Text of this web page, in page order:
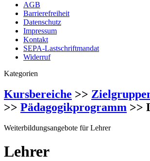
AGB
Barrierefreiheit
Datenschutz
Impressum
Kontakt
SEPA-Lastschriftmandat
Widerruf
Kategorien
Kursbereiche >>
>> Pädagogikprogramm >>
Weiterbildungsangebote für Lehrer
Lehrer